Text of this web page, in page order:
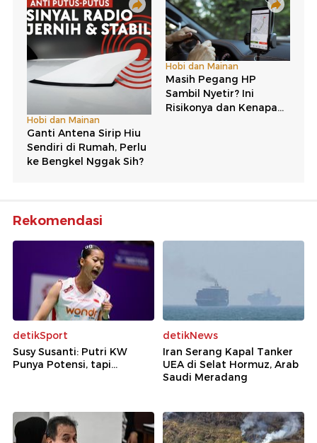
Rekomendasi
detikSport
Susy Susanti: Putri KW
Punya Potensi, tapi...
detikNews
Iran Serang Kapal Tanker
UEA di Selat Hormuz, Arab
Saudi Meradang